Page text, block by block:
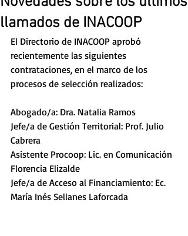
llamados de INACOOP
El Directorio de INACOOP aprobó
recientemente las siguientes
contrataciones, en el marco de los
procesos de selección realizados:
Abogado/a: Dra. Natalia Ramos
Jefe/a de Gestión Territorial: Prof. Julio
Cabrera
Asistente Procoop: Lic. en Comunicación
Florencia Elizalde
Jefe/a de Acceso al Financiamiento: Ec.
María Inés Sellanes Laforcada